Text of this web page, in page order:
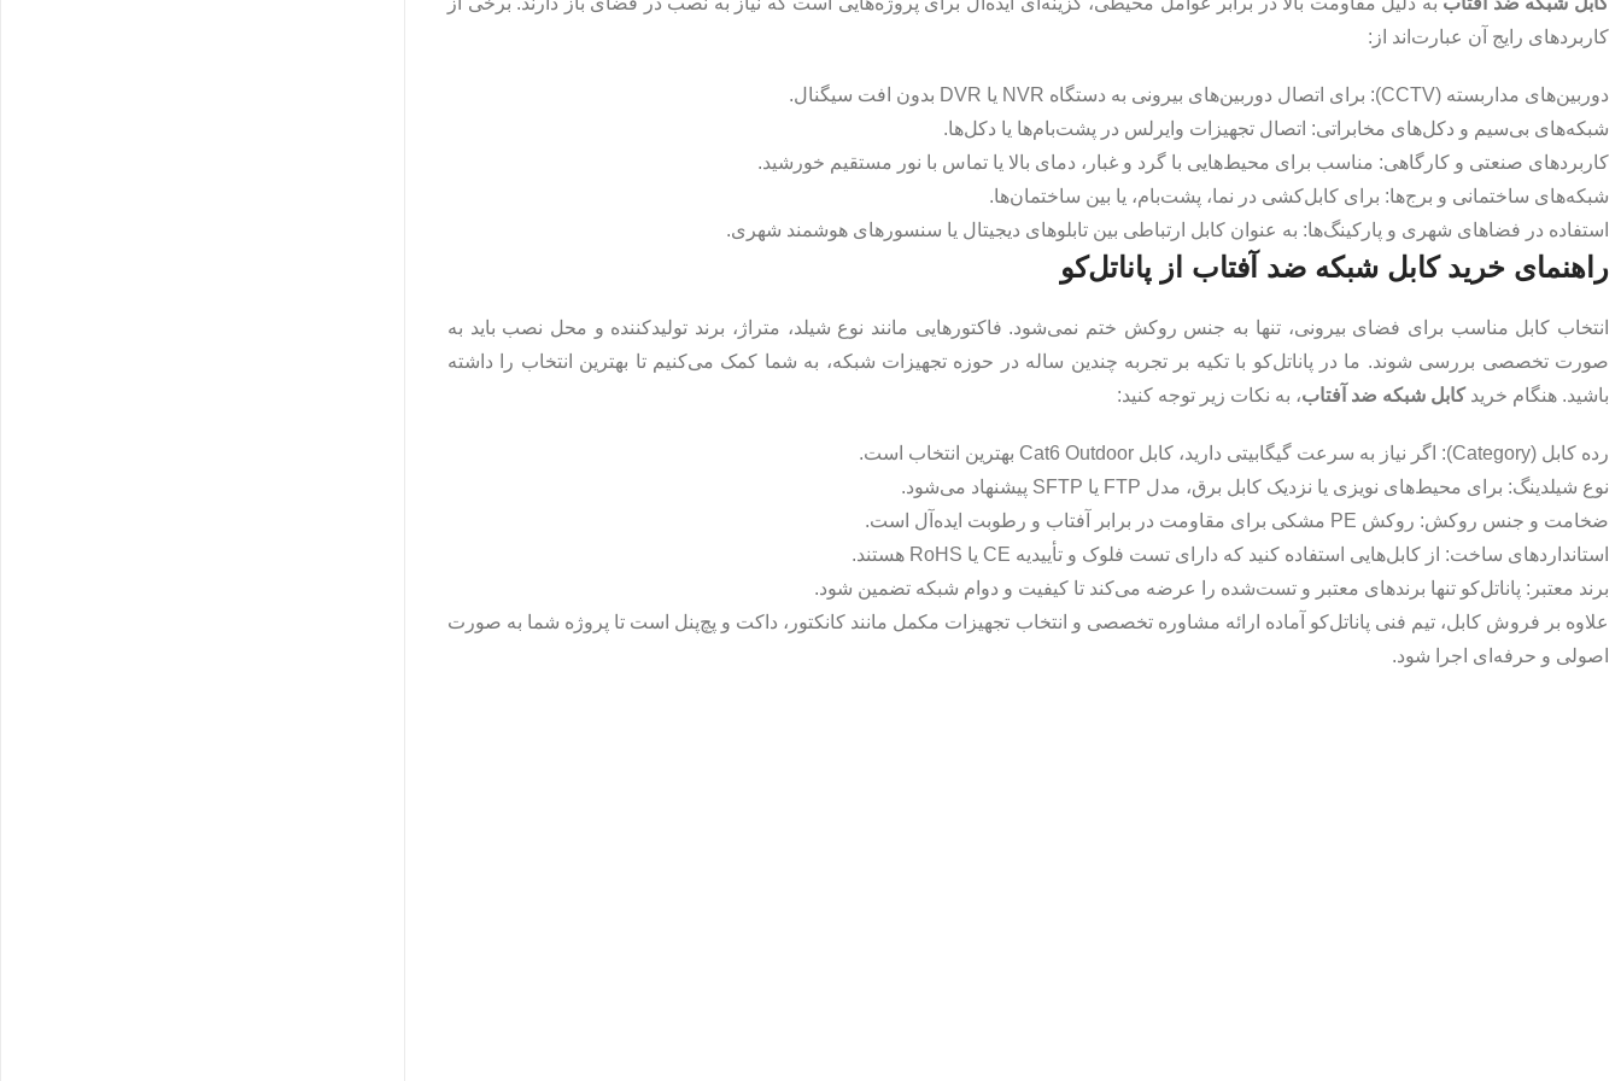
کاربردهای رایج آن عبارت‌اند از:
دوربین‌های مداربسته (CCTV): برای اتصال دوربین‌های بیرونی به دستگاه NVR یا DVR بدون افت سیگنال.
شبکه‌های بی‌سیم و دکل‌های مخابراتی: اتصال تجهیزات وایرلس در پشت‌بام‌ها یا دکل‌ها.
کاربردهای صنعتی و کارگاهی: مناسب برای محیط‌هایی با گرد و غبار، دمای بالا یا تماس با نور مستقیم خورشید.
شبکه‌های ساختمانی و برج‌ها: برای کابل‌کشی در نما، پشت‌بام، یا بین ساختمان‌ها.
استفاده در فضاهای شهری و پارکینگ‌ها: به‌ عنوان کابل ارتباطی بین تابلوهای دیجیتال یا سنسورهای هوشمند شهری.
راهنمای خرید کابل شبکه ضد آفتاب از پاناتل‌کو
انتخاب کابل مناسب برای فضای بیرونی، تنها به جنس روکش ختم نمی‌شود. فاکتورهایی مانند نوع شیلد، متراژ، برند تولیدکننده و محل نصب باید به‌
صورت تخصصی بررسی شوند. ما در پاناتل‌کو با تکیه بر تجربه چندین ساله در حوزه تجهیزات شبکه، به شما کمک می‌کنیم تا بهترین انتخاب را داشته
باشید. هنگام خریدکابل شبکه ضد آفتاب، به نکات زیر توجه کنید:
رده کابل (Category): اگر نیاز به سرعت گیگابیتی دارید، کابل Cat6 Outdoor بهترین انتخاب است.
نوع شیلدینگ: برای محیط‌های نویزی یا نزدیک کابل برق، مدل FTP یا SFTP پیشنهاد می‌شود.
ضخامت و جنس روکش: روکش PE مشکی برای مقاومت در برابر آفتاب و رطوبت ایده‌آل است.
استانداردهای ساخت: از کابل‌هایی استفاده کنید که دارای تست فلوک و تأییدیه CE یا RoHS هستند.
برند معتبر: پاناتل‌کو تنها برندهای معتبر و تست‌شده را عرضه می‌کند تا کیفیت و دوام شبکه تضمین شود.
علاوه بر فروش کابل، تیم فنی پاناتل‌کو آماده ارائه مشاوره تخصصی و انتخاب تجهیزات مکمل مانند کانکتور، داکت و پچ‌پنل است تا پروژه شما به‌ صورت
اصولی و حرفه‌ای اجرا شود.